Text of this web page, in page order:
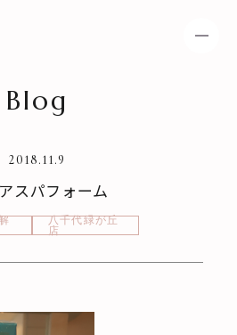
COUPON
RECRUIT
Blog
2018.11.9
スパフォーム
八千代緑が丘
店